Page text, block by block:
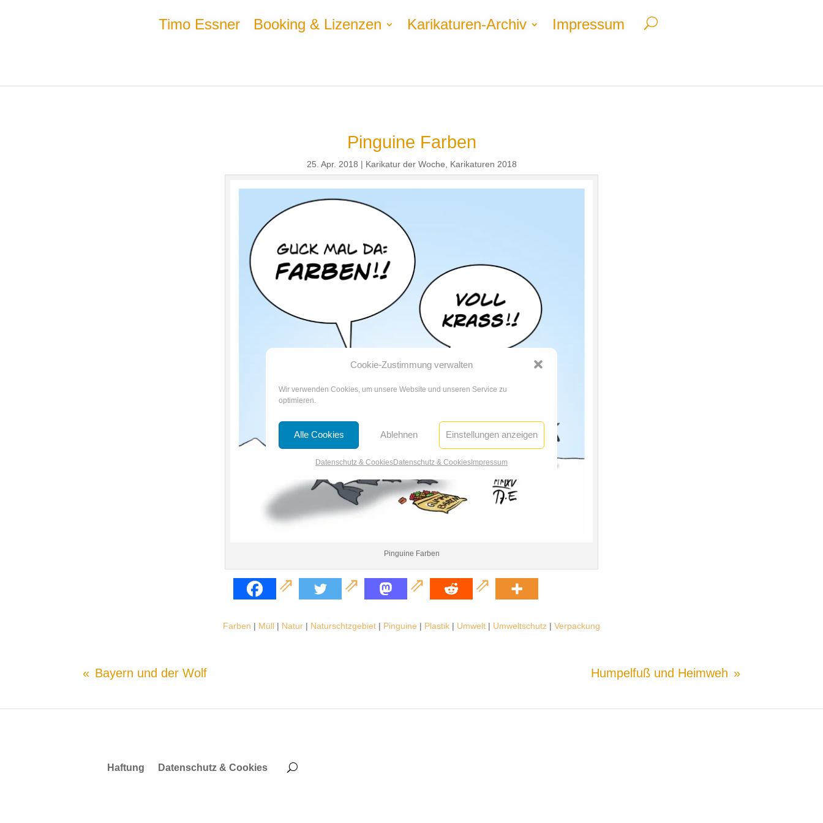
Cookie-Zustimmung verwalten
Wir verwenden Cookies, um unsere Website und unseren Service zu
optimieren.
Alle Cookies Ablehnen Einstellungen anzeigen
Datenschutz & CookiesDatenschutz & CookiesImpressum
Timo Essner Booking & Lizenzen Karikaturen-Archiv Impressum
Pinguine Farben
25. Apr. 2018 Karikatur der Woche, Karikaturen 2018
Pinguine Farben
Farben | Müll | Natur | Naturschtzgebiet | Pinguine | Plastik | Umwelt | Umweltschutz | Verpackung
Bayern und der Wolf Humpelfuß und Heimweh
Haftung Datenschutz & Cookies